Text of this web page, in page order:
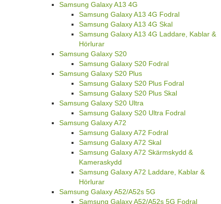
Samsung Galaxy A13 4G
Samsung Galaxy A13 4G Fodral
Samsung Galaxy A13 4G Skal
Samsung Galaxy A13 4G Laddare, Kablar &
Hörlurar
Samsung Galaxy S20
Samsung Galaxy S20 Fodral
Samsung Galaxy S20 Plus
Samsung Galaxy S20 Plus Fodral
Samsung Galaxy S20 Plus Skal
Samsung Galaxy S20 Ultra
Samsung Galaxy S20 Ultra Fodral
Samsung Galaxy A72
Samsung Galaxy A72 Fodral
Samsung Galaxy A72 Skal
Samsung Galaxy A72 Skärmskydd &
Kameraskydd
Samsung Galaxy A72 Laddare, Kablar &
Hörlurar
Samsung Galaxy A52/A52s 5G
Samsung Galaxy A52/A52s 5G Fodral